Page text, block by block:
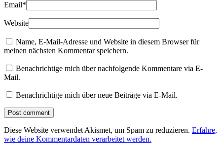
Email*
Website
Name, E-Mail-Adresse und Website in diesem Browser für
meinen nächsten Kommentar speichern.
Benachrichtige mich über nachfolgende Kommentare via E-
Mail.
Benachrichtige mich über neue Beiträge via E-Mail.
Diese Website verwendet Akismet, um Spam zu reduzieren. Erfahre,
wie deine Kommentardaten verarbeitet werden.